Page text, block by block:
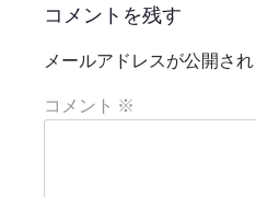
コメントを残す
メールアドレスが公開さ
コメント ※